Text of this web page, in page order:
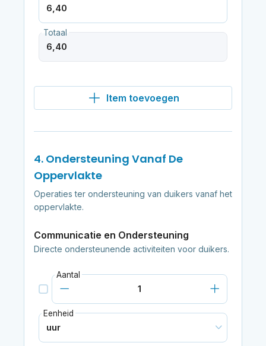
Totaal
Item toevoegen
4. Ondersteuning Vanaf De
Oppervlakte
Operaties ter ondersteuning van duikers vanaf het
oppervlakte.
Communicatie en Ondersteuning
Directe ondersteunende activiteiten voor duikers.
Aantal
Eenheid